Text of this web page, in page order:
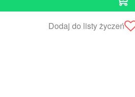
Dodaj do listy życzeń